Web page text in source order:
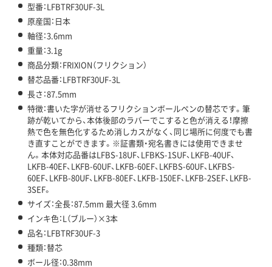
型番：LFBTRF30UF-3L
原産国：日本
軸径：3.6mm
重量：3.1g
商品分類：FRIXION（フリクション）
替芯品番：LFBTRF30UF-3L
長さ：87.5mm
特徴：書いた字が消せるフリクションボールペンの替芯です。筆
跡が乾いてから、本体後部のラバーでこすると色が消える！摩擦
熱で色を無色化するため消しカスがなく、同じ場所に何度でも書
き直すことができます。※証書類・宛名書きには使用できませ
ん。本体対応品番はLFBS-18UF、LFBKS-1SUF、LKFB-40UF、
LKFB-40EF、LKFB-60UF、LKFB-60EF、LKFBS-60UF、LKFBS-
60EF、LKFB-80UF、LKFB-80EF、LKFB-150EF、LKFB-2SEF、LKFB-
3SEF。
サイズ：全長：87.5mm 最大径 3.6mm
インキ色：L（ブルー）×3本
品名：LFBTRF30UF-3
種類：替芯
ボール径：0.38mm